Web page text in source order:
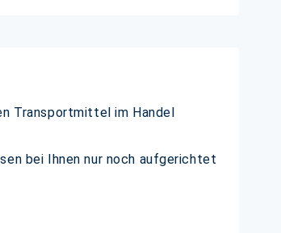
Transportmittel im Handel
bei Ihnen nur noch aufgerichtet